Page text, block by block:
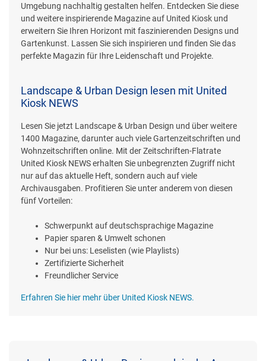
Umgebung nachhaltig gestalten helfen. Entdecken Sie diese
und weitere inspirierende Magazine auf United Kiosk und
erweitern Sie Ihren Horizont mit faszinierenden Designs und
Gartenkunst. Lassen Sie sich inspirieren und finden Sie das
perfekte Magazin für Ihre Leidenschaft und Projekte.
Landscape & Urban Design lesen mit United
Kiosk NEWS
Lesen Sie jetzt Landscape & Urban Design und über weitere
1400 Magazine, darunter auch viele Gartenzeitschriften und
Wohnzeitschriften online. Mit der Zeitschriften-Flatrate
United Kiosk NEWS erhalten Sie unbegrenzten Zugriff nicht
nur auf das aktuelle Heft, sondern auch auf viele
Archivausgaben. Profitieren Sie unter anderem von diesen
fünf Vorteilen:
Schwerpunkt auf deutschsprachige Magazine
Papier sparen & Umwelt schonen
Nur bei uns: Leselisten (wie Playlists)
Zertifizierte Sicherheit
Freundlicher Service
Erfahren Sie hier mehr über United Kiosk NEWS.